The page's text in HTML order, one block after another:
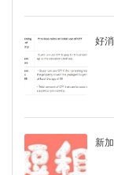
好
新